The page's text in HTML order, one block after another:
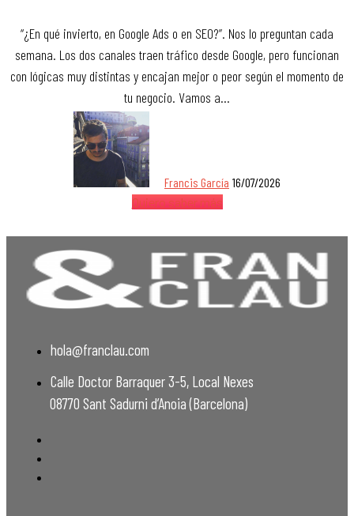
“¿En qué invierto, en Google Ads o en SEO?”. Nos lo preguntan cada
semana. Los dos canales traen tráfico desde Google, pero funcionan
con lógicas muy distintas y encajan mejor o peor según el momento de
tu negocio. Vamos a…
Francis García 16/07/2026
Quiero saber más
hola@franclau.com
Calle Doctor Barraquer 3-5, Local Nexes
08770 Sant Sadurni d’Anoia (Barcelona)